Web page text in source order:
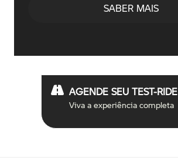
SABER MAIS
AGENDE SEU TEST-RIDE
Viva a experiência completa